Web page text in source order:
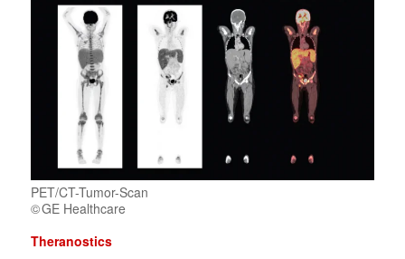
PET/CT-Tumor-Scan
GE Healthcare
Theranostics